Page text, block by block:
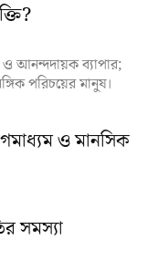
ও আনন্দদায়ক ব্যাপার;
পরিচয়ের মানুষ।
ও মানসিক
সমস্যা